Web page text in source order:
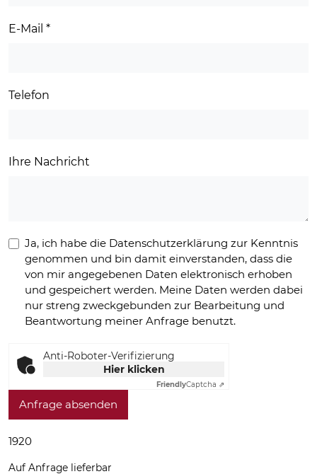
E-Mail *
Telefon
Ihre Nachricht
Ja, ich habe die Datenschutzerklärung zur Kenntnis
genommen und bin damit einverstanden, dass die
von mir angegebenen Daten elektronisch erhoben
und gespeichert werden. Meine Daten werden dabei
nur streng zweckgebunden zur Bearbeitung und
Beantwortung meiner Anfrage benutzt.
Anti-Roboter-Verifizierung
Hier klicken
FriendlyCaptcha ⇗
Anfrage absenden
1920
Auf Anfrage lieferbar